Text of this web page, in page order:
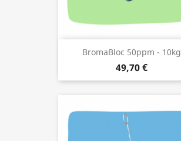
BromaBloc 50ppm - 10kg
49,70 €